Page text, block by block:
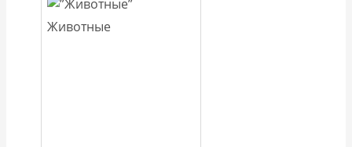
Животные